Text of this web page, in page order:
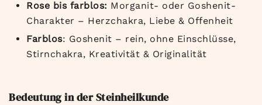
Rose bis farblos: Morganit- oder Goshenit-
Charakter – Herzchakra, Liebe & Offenheit
Farblos: Goshenit – rein, ohne Einschlüsse,
Stirnchakra, Kreativität & Originalität
Bedeutung in der Steinheilkunde